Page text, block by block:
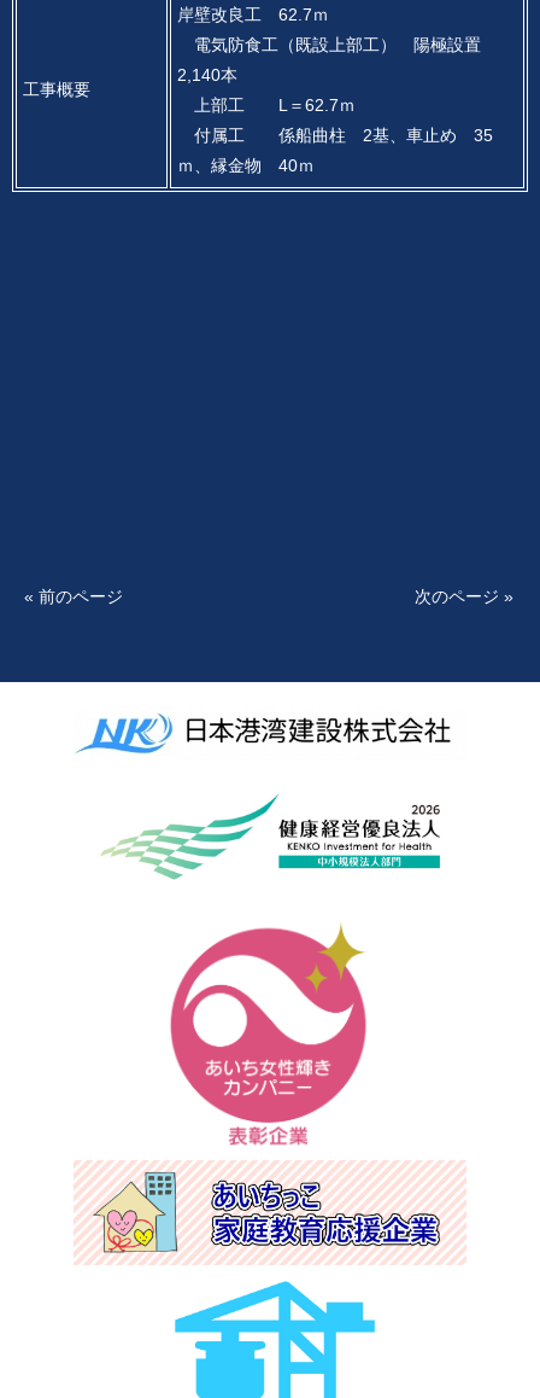
工事概要
岸壁改良工 62.7ｍ
電気防食工（既設上部工） 陽極設置
2,140本
上部工 L＝62.7ｍ
付属工 係船曲柱 2基、車止め 35
ｍ、縁金物 40ｍ
« 前のページ 次のページ »